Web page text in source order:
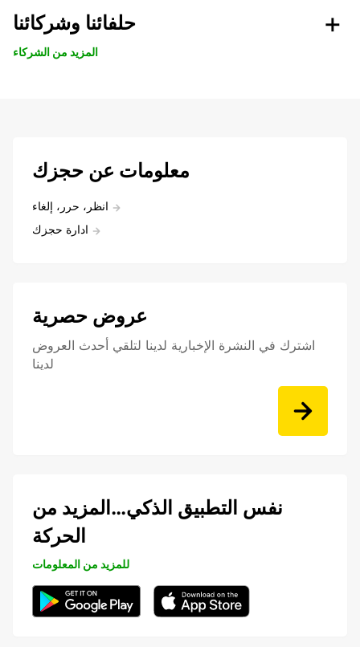
حلفائنا وشركائنا
المزيد من الشركاء
معلومات عن حجزك
انظر، حرر، إلغاء
ادارة حجزك
عروض حصرية
اشترك في النشرة الإخبارية لدينا لتلقي أحدث العروض
لدينا
نفس التطبيق الذكي…المزيد من
الحركة
للمزيد من المعلومات